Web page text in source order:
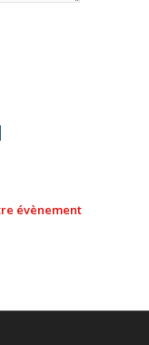
évènement